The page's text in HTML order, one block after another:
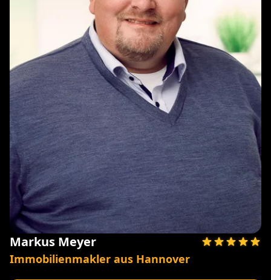
Markus Meyer
Immobilienmakler aus Hannover